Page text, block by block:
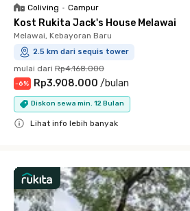
Coliving • Campur
Kost Rukita Jack's House Melawai
Melawai, Kebayoran Baru
2.5 km dari sequis tower
mulai dari Rp4.168.000
-6% Rp3.908.000 /bulan
Diskon sewa min. 12 Bulan
Lihat info lebih banyak